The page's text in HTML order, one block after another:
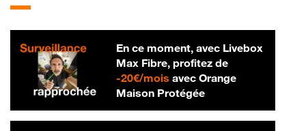
En ce moment, avec Livebox
Max Fibre, profitez de
-20€/mois20 € par mois
avec Orange
Maison Protégée